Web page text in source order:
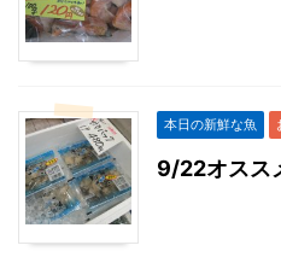
本日の新鮮な魚
9/22オスス